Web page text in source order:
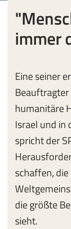
immer
Eine seiner
humanitäre
Israel und in
spricht der
schaffen,
die größte
sieht.